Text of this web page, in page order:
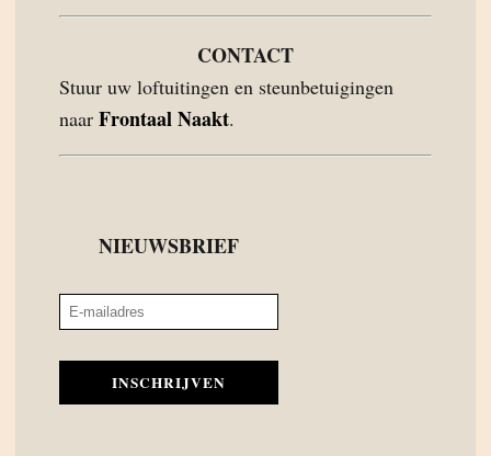
CONTACT
Stuur uw loftuitingen en steunbetuigingen
naar Frontaal Naakt.
NIEUWSBRIEF
INSCHRIJVEN